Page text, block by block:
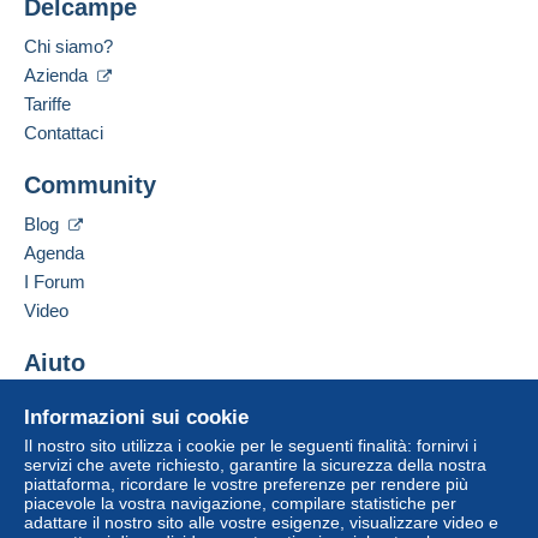
Il venditore ti offre le spese di spedizione!
da 250,00 € di acquisti.
chiede di optare per un metodo di spedizione
Zona 1
Zona 2
Metodi di pagamento:
Lingue parlate:
Indirizzo professionale:
14 PAS DES PANORAMAS
75002
Aggiungere questo venditore ai preferiti
Informazioni sui cookie
Il nostro sito utilizza i cookie per le seguenti finalità: fornirvi i
servizi che avete richiesto, garantire la sicurezza della nostra
piattaforma, ricordare le vostre preferenze per rendere più
piacevole la vostra navigazione, compilare statistiche per
adattare il nostro sito alle vostre esigenze, visualizzare video e
Delcampe
Chi siamo?
Azienda
Tariffe
Contattaci
Community
Blog
Agenda
I Forum
Video
Aiuto
Acquistare su Delcampe
Vendere su Delcampe
Un sito sicuro